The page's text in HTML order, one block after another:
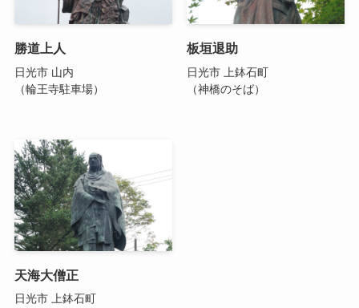
勝道上人
日光市 山内
（輪王寺駐車場）
板垣退助
日光市 上鉢石町
（神橋のそば）
天海大僧正
日光市 上鉢石町